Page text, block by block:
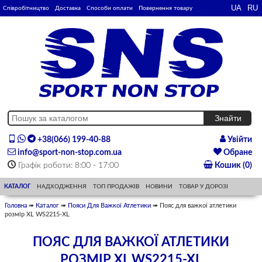
Співробітництво Доставка Способи оплати Повернення товару
+38(066) 199-40-88
info@sport-non-stop.com.ua
Графік роботи: 8:00 - 17:00
Увійти
Обране
Кошик (0)
КАТАЛОГ НАДХОДЖЕННЯ ТОП ПРОДАЖІВ НОВИНИ ТОВАР У ДОРОЗІ
Головна ➠ Каталог ➠ Пояси Для Важкої Атлетики ➠ Пояс для важкої атлетики
розмір XL WS2215-XL
ПОЯС ДЛЯ ВАЖКОЇ АТЛЕТИКИ